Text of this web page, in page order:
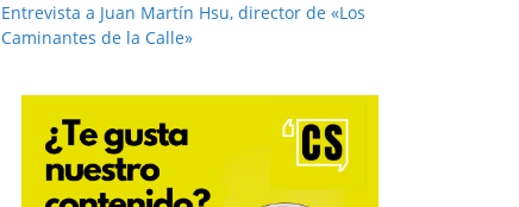
Entrevista a Juan Martín Hsu, director de «Los
Caminantes de la Calle»